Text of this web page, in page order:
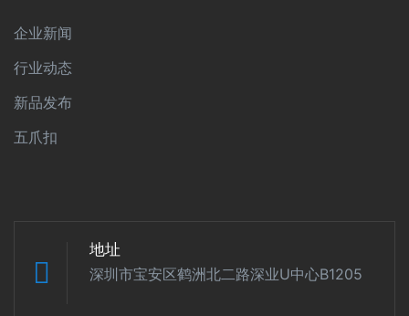
企业新闻
行业动态
新品发布
五爪扣
地址
深圳市宝安区鹤洲北二路深业U中心B1205